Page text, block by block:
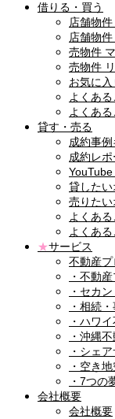
借りる・買う
店舗物
店舗物
売物件
売物件
お気に入
よくあ
よくあ
貸す・売る
成約事
成約レポ
貸した
売りた
よくあ
よくあ
★サービス
不動産
・不動
・セカ
・相続
・ハワ
・沖縄
・シェ
・空き
・7つの
会社概要
会社概要